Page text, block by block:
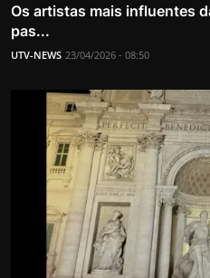
Os artistas mais influentes
pas...
UTV-NEWS 23/04/2026 - 08:50